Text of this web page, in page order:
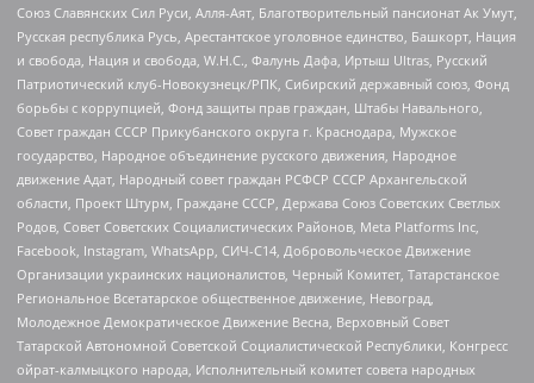
Союз Славянских Сил Руси, Алля-Аят, Благотворительный пансионат Ак Умут,
Русская республика Русь, Арестантское уголовное единство, Башкорт, Нация
и свобода, Нация и свобода, W.H.С., Фалунь Дафа, Иртыш Ultras, Русский
Патриотический клуб-Новокузнецк/РПК, Сибирский державный союз, Фонд
борьбы с коррупцией, Фонд защиты прав граждан, Штабы Навального,
Совет граждан СССР Прикубанского округа г. Краснодара, Мужское
государство, Народное объединение русского движения, Народное
движение Адат, Народный совет граждан РСФСР СССР Архангельской
области, Проект Штурм, Граждане СССР, Держава Союз Советских Светлых
Родов, Совет Советских Социалистических Районов, Meta Platforms Inc,
Facebook, Instagram, WhatsApp, СИЧ-С14, Добровольческое Движение
Организации украинских националистов, Черный Комитет, Татарстанское
Региональное Всетатарское общественное движение, Невоград,
Молодежное Демократическое Движение Весна, Верховный Совет
Татарской Автономной Советской Социалистической Республики, Конгресс
ойрат-калмыцкого народа, Исполнительный комитет совета народных